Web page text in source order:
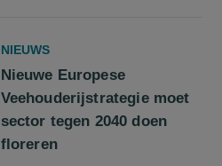
NIEUWS
Nieuwe Europese
Veehouderijstrategie moet
sector tegen 2040 doen
floreren